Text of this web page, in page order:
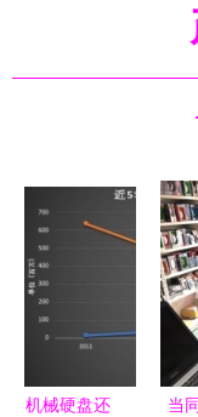
机械硬盘还
当